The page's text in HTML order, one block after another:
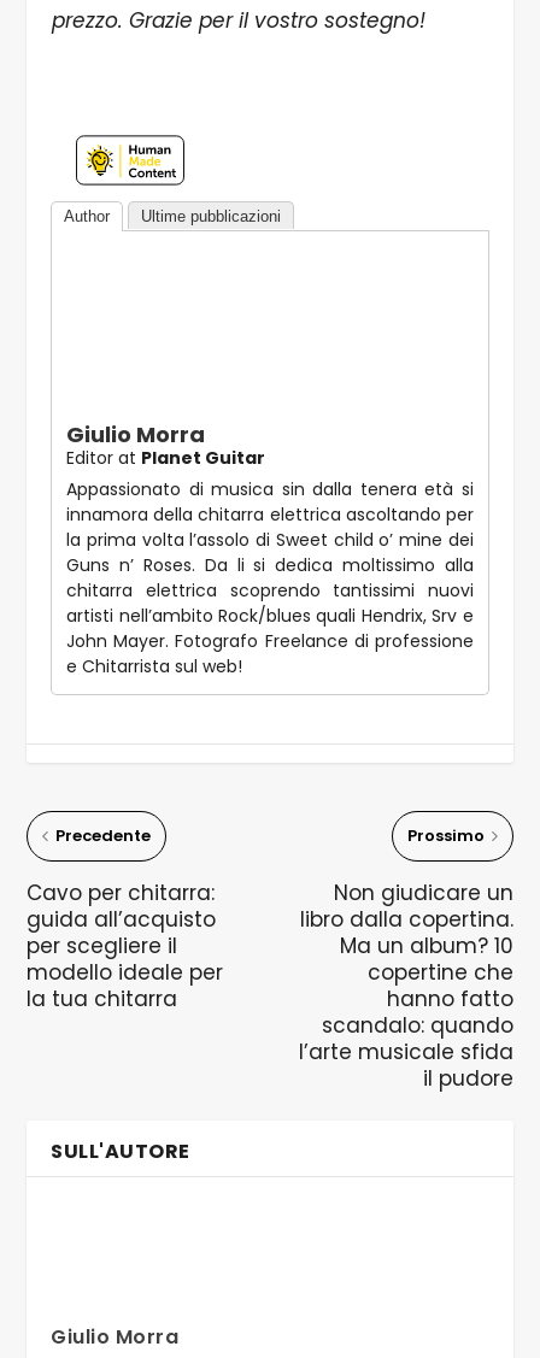
prezzo. Grazie per il vostro sostegno!
Author Ultime pubblicazioni
Giulio Morra
Editor at Planet Guitar
Appassionato di musica sin dalla tenera età si
innamora della chitarra elettrica ascoltando per
la prima volta l’assolo di Sweet child o’ mine dei
Guns n’ Roses. Da li si dedica moltissimo alla
chitarra elettrica scoprendo tantissimi nuovi
artisti nell’ambito Rock/blues quali Hendrix, Srv e
John Mayer. Fotografo Freelance di professione
e Chitarrista sul web!
Precedente
Cavo per chitarra:
guida all’acquisto
per scegliere il
modello ideale per
la tua chitarra
Prossimo
Non giudicare un
libro dalla copertina.
Ma un album? 10
copertine che
hanno fatto
scandalo: quando
l’arte musicale sfida
il pudore
SULL'AUTORE
Giulio Morra